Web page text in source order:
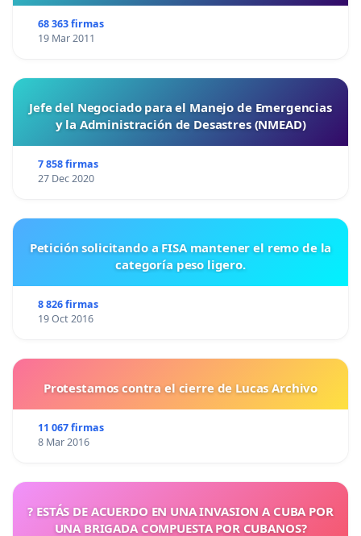
68 363 firmas
19 Mar 2011
Jefe del Negociado para el Manejo de Emergencias
y la Administración de Desastres (NMEAD)
7 858 firmas
27 Dec 2020
Petición solicitando a FISA mantener el remo de la
categoría peso ligero.
8 826 firmas
19 Oct 2016
Protestamos contra el cierre de Lucas Archivo
11 067 firmas
8 Mar 2016
? ESTÁS DE ACUERDO EN UNA INVASION A CUBA POR
UNA BRIGADA COMPUESTA POR CUBANOS?